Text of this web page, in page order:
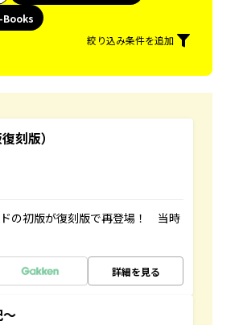
Books
絞り込み条件を追加
刻版）
の初版が復刻版で再登場！ 当時
詳細を見る